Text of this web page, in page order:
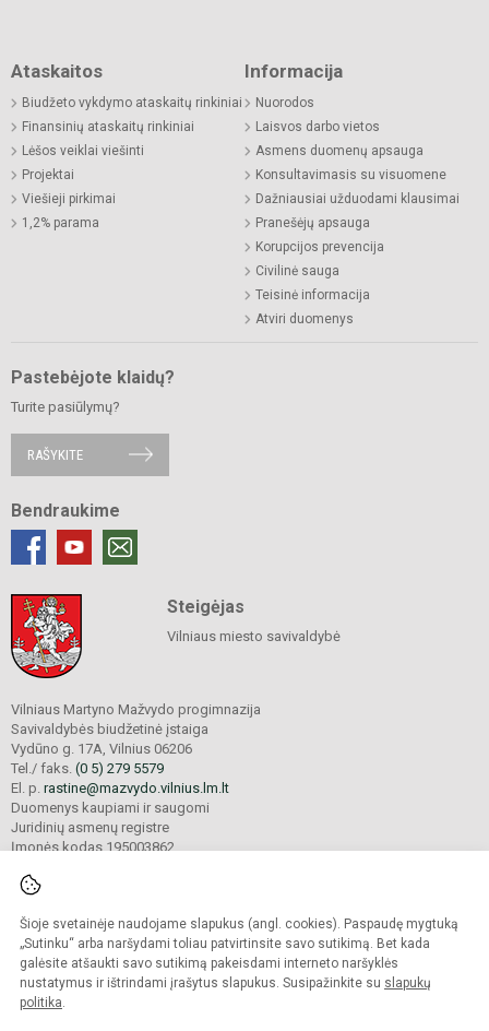
Šioje svetainėje naudojame slapukus (angl. cookies). Paspaudę mygtuką
„Sutinku“ arba naršydami toliau patvirtinsite savo sutikimą. Bet kada
galėsite atšaukti savo sutikimą pakeisdami interneto naršyklės
nustatymus ir ištrindami įrašytus slapukus. Susipažinkite su slapukų
politika.
Ataskaitos
Biudžeto vykdymo ataskaitų rinkiniai
Finansinių ataskaitų rinkiniai
Lėšos veiklai viešinti
Projektai
Viešieji pirkimai
1,2% parama
Informacija
Nuorodos
Laisvos darbo vietos
Asmens duomenų apsauga
Konsultavimasis su visuomene
Dažniausiai užduodami klausimai
Pranešėjų apsauga
Korupcijos prevencija
Civilinė sauga
Teisinė informacija
Atviri duomenys
Pastebėjote klaidų?
Turite pasiūlymų?
RAŠYKITE
Bendraukime
Steigėjas
Vilniaus miesto savivaldybė
Vilniaus Martyno Mažvydo progimnazija
Savivaldybės biudžetinė įstaiga
Vydūno g. 17A, Vilnius 06206
Tel./ faks. (0 5) 279 5579
El. p. rastine@mazvydo.vilnius.lm.lt
Duomenys kaupiami ir saugomi
Juridinių asmenų registre
Įmonės kodas 195003862
© 2022. Vilniaus Martyno Mažvydo progimnazija. Visos teisės saugomos.
Kopijuoti turinį be raštiško įstaigos administracijos sutikimo griežtai draudžiama.
Prieinamumo paraiška Slapukų valdymas
Sumanus būdas atnaujinti